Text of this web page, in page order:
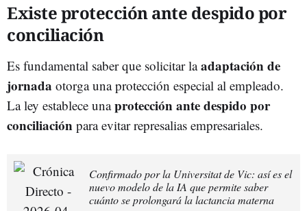
Existe protección ante despido por
conciliación
Es fundamental saber que solicitar laadaptación de
jornada otorga una protección especial al empleado.
La ley establece unaprotección ante despido por
conciliación para evitar represalias empresariales.
Confirmado por la Universitat de Vic: así es el
nuevo modelo de la IA que permite saber
cuánto se prolongará la lactancia materna